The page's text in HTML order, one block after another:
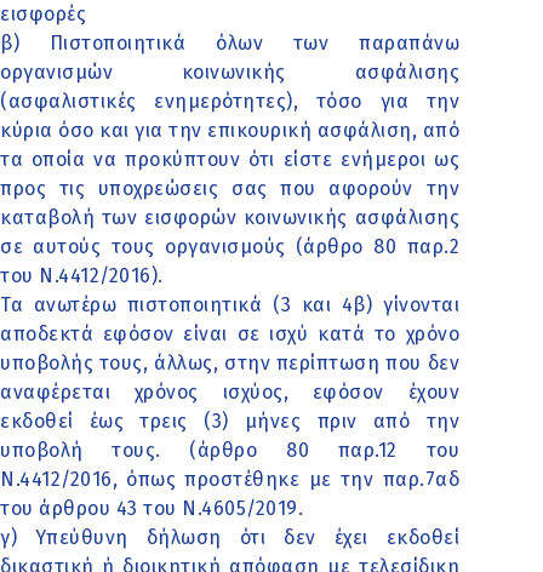
εισφορές
β) Πιστοποιητικά όλων των παραπάνω
οργανισμών κοινωνικής ασφάλισης
(ασφαλιστικές ενημερότητες), τόσο για την
κύρια όσο και για την επικουρική ασφάλιση, από
τα οποία να προκύπτουν ότι είστε ενήμεροι ως
προς τις υποχρεώσεις σας που αφορούν την
καταβολή των εισφορών κοινωνικής ασφάλισης
σε αυτούς τους οργανισμούς (άρθρο 80 παρ.2
του Ν.4412/2016).
Τα ανωτέρω πιστοποιητικά (3 και 4β) γίνονται
αποδεκτά εφόσον είναι σε ισχύ κατά το χρόνο
υποβολής τους, άλλως, στην περίπτωση που δεν
αναφέρεται χρόνος ισχύος, εφόσον έχουν
εκδοθεί έως τρεις (3) μήνες πριν από την
υποβολή τους. (άρθρο 80 παρ.12 του
Ν.4412/2016, όπως προστέθηκε με την παρ.7αδ
του άρθρου 43 του Ν.4605/2019.
γ) Υπεύθυνη δήλωση ότι δεν έχει εκδοθεί
δικαστική ή διοικητική απόφαση με τελεσίδικη